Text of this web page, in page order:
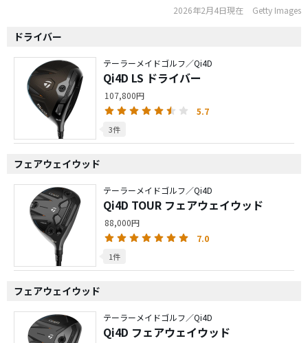
2026年2月4日現在 Getty Images
ドライバー
テーラーメイドゴルフ／Qi4D
Qi4D LS ドライバー
107,800円
5.7
3件
フェアウェイウッド
テーラーメイドゴルフ／Qi4D
Qi4D TOUR フェアウェイウッド
88,000円
7.0
1件
フェアウェイウッド
テーラーメイドゴルフ／Qi4D
Qi4D フェアウェイウッド